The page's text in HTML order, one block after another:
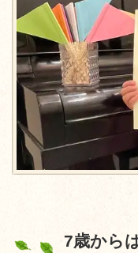
7歳から